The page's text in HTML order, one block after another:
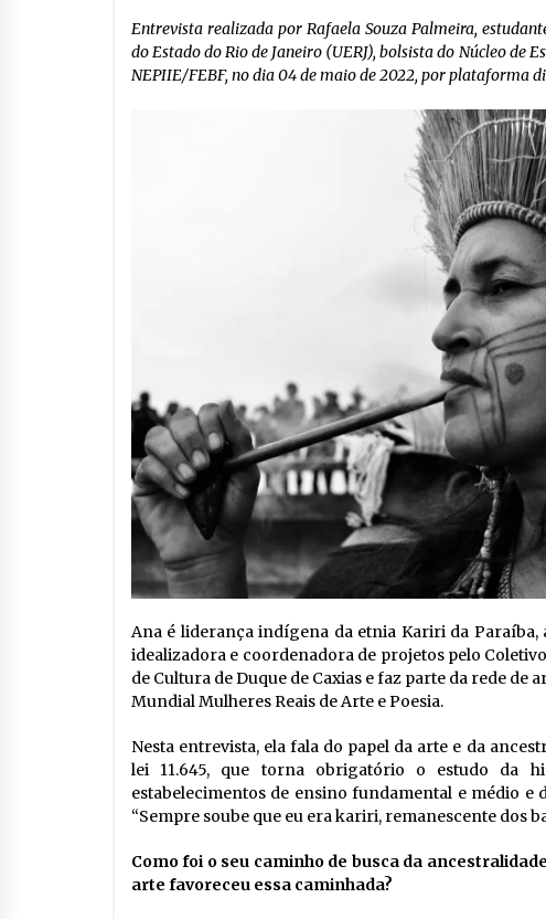
Entrevista realizada por Rafaela Souza Palmeira,
do Estado do Rio de Janeiro (UERJ), bolsista do Núcleo de
NEPIIE/FEBF, no dia 04 de maio de 2022, por plataforma
Ana é liderança indígena da etnia Kariri da
idealizadora e coordenadora de projetos pelo
de Cultura de Duque de Caxias e faz parte da rede de
Mundial Mulheres Reais de Arte e Poesia.
Nesta entrevista, ela fala do papel da arte e da
lei 11.645, que torna obrigatório o estudo da
estabelecimentos de ensino fundamental e médio
“Sempre soube que eu era kariri, remanescente dos
Como foi o seu caminho de busca da
arte favoreceu essa caminhada?